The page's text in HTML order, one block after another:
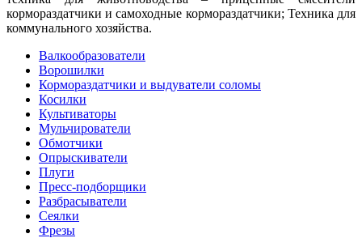
кормораздатчики и самоходные кормораздатчики; Техника для
коммунального хозяйства.
Валкообразователи
Ворошилки
Кормораздатчики и выдуватели соломы
Косилки
Культиваторы
Мульчирователи
Обмотчики
Опрыскиватели
Плуги
Пресс-подборщики
Разбрасыватели
Сеялки
Фрезы